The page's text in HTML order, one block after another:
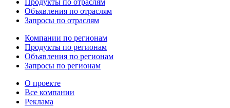
Объявления по отраслям
Запросы по отраслям
Компании по регионам
Продукты по регионам
Объявления по регионам
Запросы по регионам
О проекте
Все компании
Реклама